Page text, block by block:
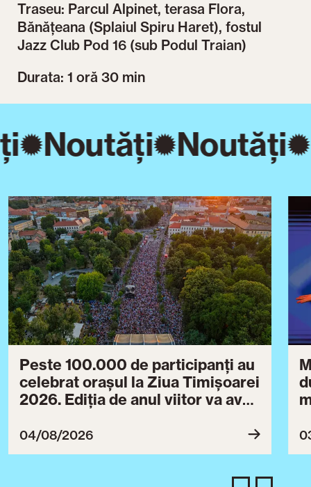
Traseu: Parcul Alpinet, terasa Flora,
Bănățeana (Splaiul Spiru Haret), fostul
Jazz Club Pod 16 (sub Podul Traian)
Durata: 1 oră 30 min
Noutăți Noutăți
Peste 100.000 de participanți au
celebrat orașul la Ziua Timișoarei
2026. Ediția de anul viitor va avea
04/08/2026